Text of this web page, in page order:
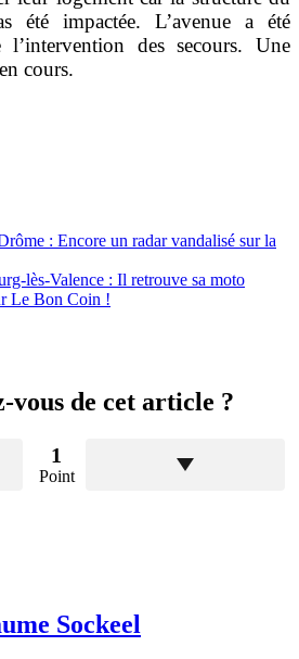
été impactée. L’avenue a été
des secours. Une
cours.
: Encore un radar vandalisé sur la
lès-Valence : Il retrouve sa moto
Le Bon Coin !
vous de cet article ?
1
Point
Sockeel